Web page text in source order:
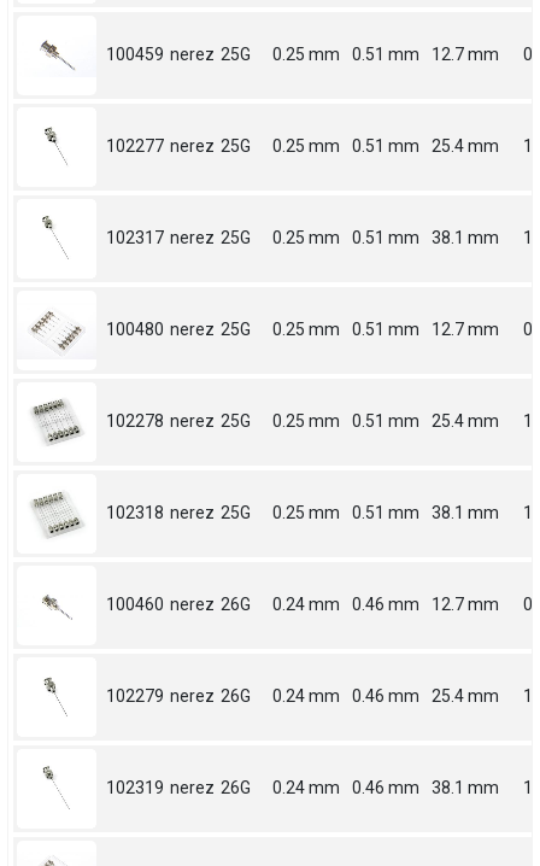
100459 nerez 25G 0.25 mm 0.51 mm 12.7 mm
102277 nerez 25G 0.25 mm 0.51 mm 25.4 mm 1
102317 nerez 25G 0.25 mm 0.51 mm 38.1 mm
100480 nerez 25G 0.25 mm 0.51 mm 12.7 mm
102278 nerez 25G 0.25 mm 0.51 mm 25.4 mm 1
102318 nerez 25G 0.25 mm 0.51 mm 38.1 mm
100460 nerez 26G 0.24 mm 0.46 mm 12.7 mm
102279 nerez 26G 0.24 mm 0.46 mm 25.4 mm 1
102319 nerez 26G 0.24 mm 0.46 mm 38.1 mm